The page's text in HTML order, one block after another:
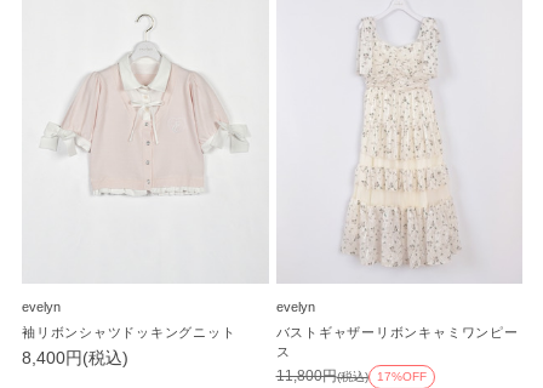
evelyn
袖リボンシャツドッキングニット
8,400円(税込)
evelyn
バストギャザーリボンキャミワンピー
ス
11,800円(税込) 17%OFF